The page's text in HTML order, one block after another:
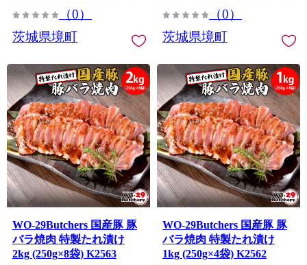
（0）
茨城県境町
（0）
茨城県境町
WO-29Butchers 国産豚 豚
バラ焼肉 特製たれ漬け
2kg (250g×8袋) K2563
WO-29Butchers 国産豚 豚
バラ焼肉 特製たれ漬け
1kg (250g×4袋) K2562